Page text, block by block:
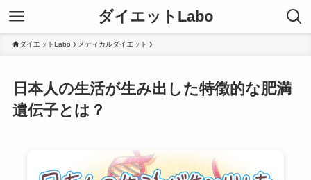
ダイエットLabo
ダイエットLabo メディカルダイエット
日本人の生活が生み出した特徴的な肥満
遺伝子とは？